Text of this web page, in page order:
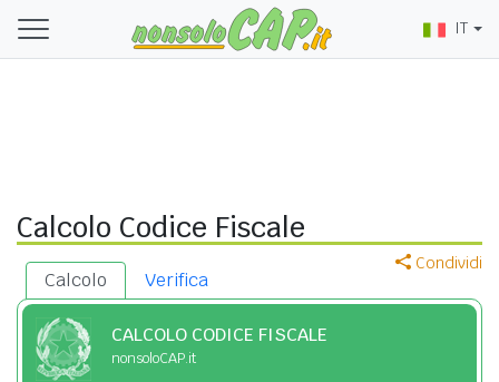
IT
Calcolo Codice Fiscale
Condividi
Calcolo Verifica
CALCOLO CODICE FISCALE
nonsoloCAP.it